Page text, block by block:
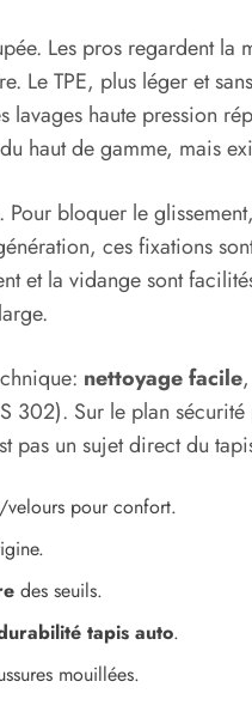
Les pros regardent la
Le TPE, plus léger et
haute pression
haut de gamme, mais
Pour bloquer le
ces fixations
et la vidange sont
nettoyage facile
302). Sur le plan
pas un sujet direct du
velours pour confort.
des seuils.
tapis auto.
mouillées.